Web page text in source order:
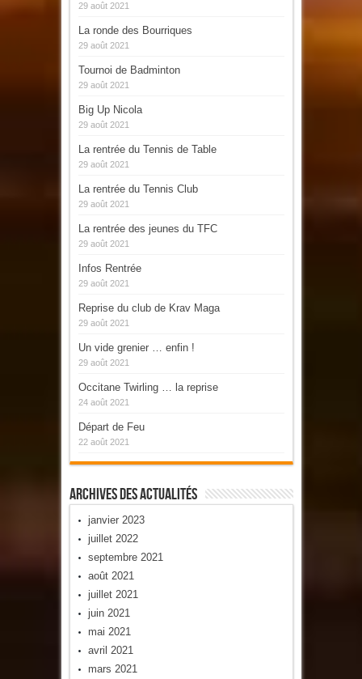
29 août 2021
La ronde des Bourriques
29 août 2021
Tournoi de Badminton
29 août 2021
Big Up Nicola
29 août 2021
La rentrée du Tennis de Table
29 août 2021
La rentrée du Tennis Club
29 août 2021
La rentrée des jeunes du TFC
29 août 2021
Infos Rentrée
29 août 2021
Reprise du club de Krav Maga
29 août 2021
Un vide grenier … enfin !
29 août 2021
Occitane Twirling … la reprise
24 août 2021
Départ de Feu
22 août 2021
Archives Des Actualités
janvier 2023
juillet 2022
septembre 2021
août 2021
juillet 2021
juin 2021
mai 2021
avril 2021
mars 2021